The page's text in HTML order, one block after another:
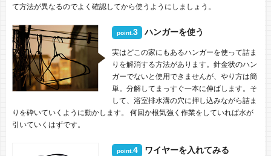
て方法が異なるのでよく確認してから使うようにしましょう。
point.3 ハンガーを使う
実はどこの家にもあるハンガーを使って詰ま
りを解消する方法があります。針金状のハン
ガーでないと使用できませんが、やり方は簡
単。分解してまっすぐ一本に伸ばします。そ
して、浴室排水溝の穴に押し込みながら詰ま
りを砕いていくように動かします。 何回か根気強く作業をしていれば水が
引いていくはずです。
point.4 ワイヤーを入れてみる